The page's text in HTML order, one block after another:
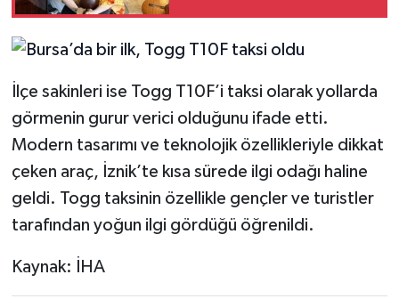
İlçe sakinleri ise Togg T10F’i taksi olarak yollarda
görmenin gurur verici olduğunu ifade etti.
Modern tasarımı ve teknolojik özellikleriyle dikkat
çeken araç, İznik’te kısa sürede ilgi odağı haline
geldi. Togg taksinin özellikle gençler ve turistler
tarafından yoğun ilgi gördüğü öğrenildi.
Kaynak: İHA